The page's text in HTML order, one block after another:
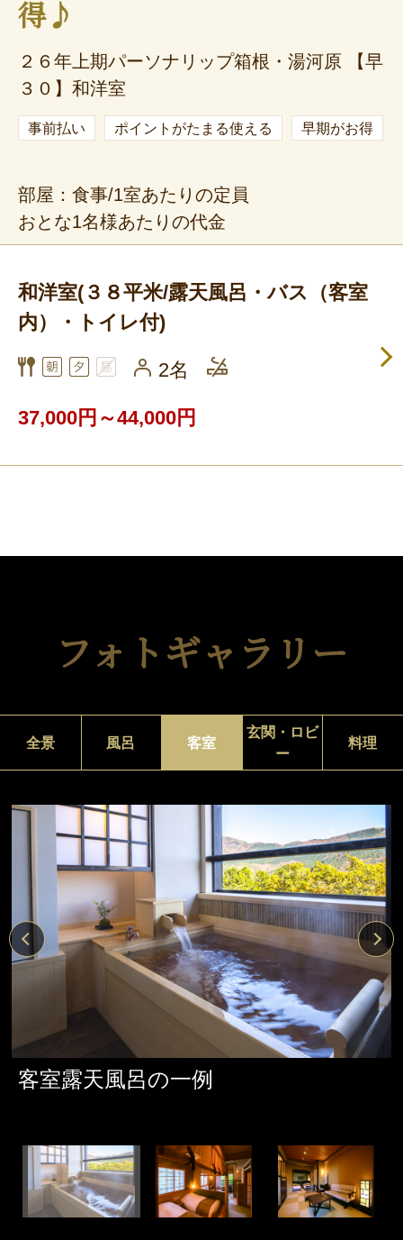
得♪
２６年上期パーソナリップ箱根・湯河原 【早
３０】和洋室
事前払い ポイントがたまる使える 早期がお得
部屋：食事/1室あたりの定員
おとな1名様あたりの代金
和洋室(３８平米/露天風呂・バス（客室
内）・トイレ付)
2名
37,000円～44,000円
フォトギャラリー
全景 風呂 客室
玄関・ロビ
ー
料理
客室露天風呂の一例